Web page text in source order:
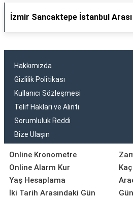
İzmir Sancaktepe İstanbul
Hakkımızda
Gizlilik Politikası
Kullanıcı Sözleşmesi
Telif Hakları ve Alıntı
Sorumluluk Reddi
Bize Ulaşın
Online Kronometre
Online Alarm Kur
Yaş Hesaplama
İki Tarih Arasındaki Gün